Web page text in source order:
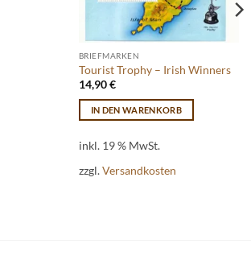
BRIEFMARKEN
Tourist Trophy – Irish Winners
14,90€
IN DEN WARENKORB
inkl. 19 % MwSt.
zzgl.Versandkosten